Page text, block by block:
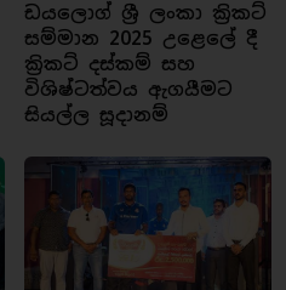
ඩයලොග් ශ්‍රී ලංකා ක්‍රිකට්
සම්මාන 2025 උළෙලේ දී
ක්‍රිකට් දස්කම් සහ
විශිෂ්ටත්වය ඇගයීමට
සියල්ල සූදානම්